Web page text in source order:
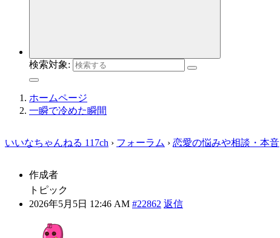
検索対象:
ホームページ
一瞬で冷めた瞬間
いいなちゃんねる 117ch › フォーラム › 恋愛の悩みや相談・本音
作成者
トピック
2026年5月5日 12:46 AM #22862 返信